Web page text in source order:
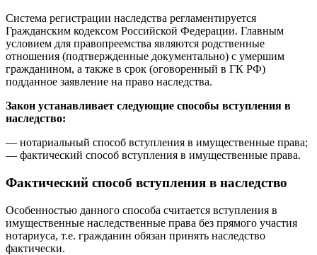
Система регистрации наследства регламентируется
Гражданским кодексом Российской Федерации. Главным
условием для правопреемства являются родственные
отношения (подтвержденные документально) с умершим
гражданином, а также в срок (оговоренный в ГК РФ)
подданное заявление на право наследства.
Закон устанавливает следующие способы вступления в
наследство:
— нотариальный способ вступления в имущественные права;
— фактический способ вступления в имущественные права.
Фактический способ вступления в наследство
Особенностью данного способа считается вступления в
имущественные наследственные права без прямого участия
нотариуса, т.е. гражданин обязан принять наследство
фактически.